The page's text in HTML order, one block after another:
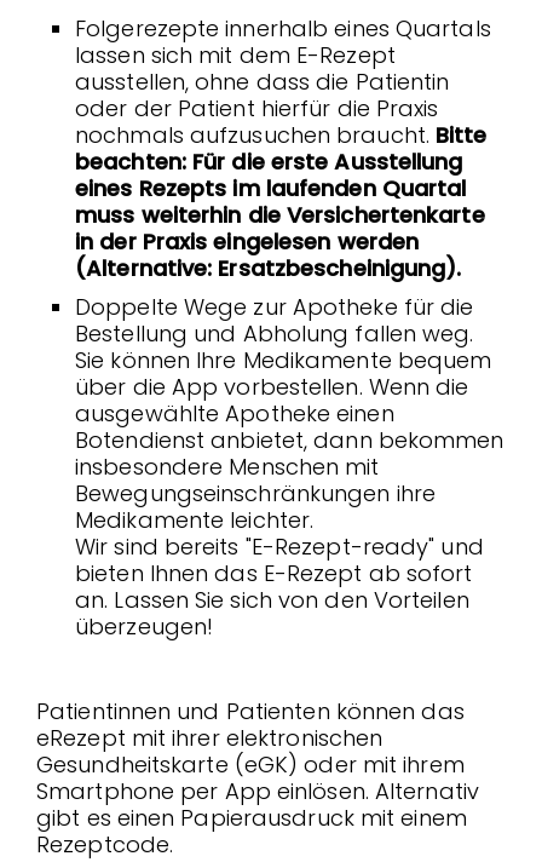
Folgerezepte innerhalb eines Quartals
lassen sich mit dem E-Rezept
ausstellen, ohne dass die Patientin
oder der Patient hierfür die Praxis
nochmals aufzusuchen braucht. Bitte
beachten: Für die erste Ausstellung
eines Rezepts im laufenden Quartal
muss weiterhin die Versichertenkarte
in der Praxis eingelesen werden
(Alternative: Ersatzbescheinigung).
Doppelte Wege zur Apotheke für die
Bestellung und Abholung fallen weg.
Sie können Ihre Medikamente bequem
über die App vorbestellen. Wenn die
ausgewählte Apotheke einen
Botendienst anbietet, dann bekommen
insbesondere Menschen mit
Bewegungseinschränkungen ihre
Medikamente leichter.
Wir sind bereits "E-Rezept-ready" und
bieten Ihnen das E-Rezept ab sofort
an. Lassen Sie sich von den Vorteilen
überzeugen!
Patientinnen und Patienten können das
eRezept mit ihrer elektronischen
Gesundheitskarte (eGK) oder mit ihrem
Smartphone per App einlösen. Alternativ
gibt es einen Papierausdruck mit einem
Rezeptcode.